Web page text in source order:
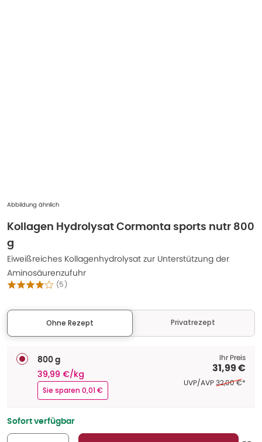
Abbildung ähnlich
Kollagen Hydrolysat Cormonta sports nutr 800
g
Eiweißreiches Kollagenhydrolysat zur Unterstützung der
Aminosäurenzufuhr
(5)
Ohne Rezept Privatrezept
800 g
39,99 €/kg
Sie sparen 0,01 €
Ihr Preis
31,99 €
UVP/AVPEhemaliger
32,00 €*
Sofort verfügbar